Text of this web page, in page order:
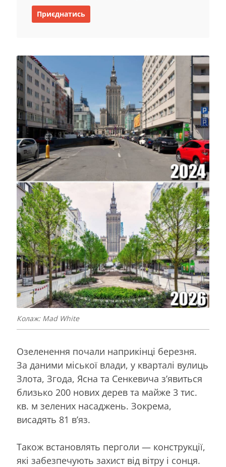
Приєднатись
Колаж: Mad White
Озеленення почали наприкінці березня.
За даними міської влади, у кварталі вулиць
Злота, Згода, Ясна та Сенкевича з’явиться
близько 200 нових дерев та майже 3 тис.
кв. м зелених насаджень. Зокрема,
висадять 81 в’яз.
Також встановлять перголи — конструкції,
які забезпечують захист від вітру і сонця.